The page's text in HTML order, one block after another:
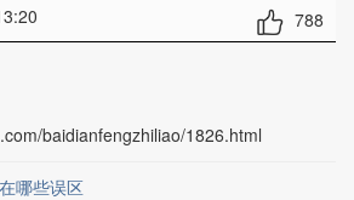
788
baidianfengzhiliao/1826.html
哪些误区